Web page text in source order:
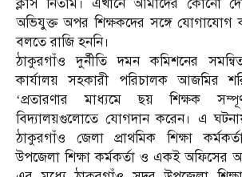
ক্লাস নিতাম। এখানে আমাদের কোনো
অভিযুক্ত অপর শিক্ষকদের সঙ্গে যোগাযোগ
বলতে রাজি হননি।
ঠাকুরগাঁও দুর্নীতি দমন কমিশনের
কার্যালয় সহকারী পরিচালক আজমির
‘প্রতারণার মাধ্যমে ছয় শিক্ষ‌ক
বিদ্যালয়গুলোতে যোগদান করেন। এ
ঠাকুরগাঁও জেলা প্রাথমিক শিক্ষা
উপজেলা শিক্ষা কর্মকর্তা ও একই অ‌ফিসের